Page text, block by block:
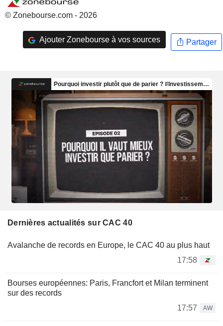
© Zonebourse.com - 2026
Ajouter Zonebourse à vos sources Partager
Dernières actualités sur CAC 40
Avalanche de records en Europe, le CAC 40 au plus haut
17:58
Bourses européennes: Paris, Francfort et Milan terminent
sur des records
17:57
AW